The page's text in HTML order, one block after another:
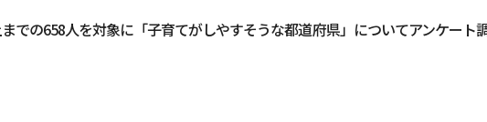
での658人を対象に「子育てがしやすそうな都道府県」についてアンケート